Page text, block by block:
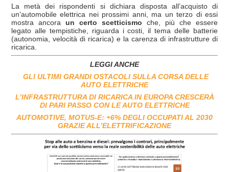
La metà dei rispondenti si dichiara disposta all’acquisto di
un’automobile elettrica nei prossimi anni, ma un terzo di essi
mostra ancora un certo scetticismo che, più che essere
legato alle tempistiche, riguarda i costi, il tema delle batterie
(autonomia, velocità di ricarica) e la carenza di infrastrutture di
ricarica.
LEGGI ANCHE
GLI ULTIMI GRANDI OSTACOLI SULLA CORSA DELLE
AUTO ELETTRICHE
L’INFRASTRUTTURA DI RICARICA IN EUROPA CRESCERÀ
DI PARI PASSO CON LE AUTO ELETTRICHE
AUTOMOTIVE, MOTUS-E: +6% DEGLI OCCUPATI AL 2030
GRAZIE ALL’ELETTRIFICAZIONE